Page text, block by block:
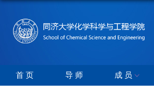
首 页 导 师 成 员